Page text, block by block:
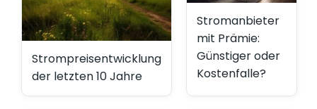
Strompreisentwicklung
der letzten 10 Jahre
Stromanbieter
mit Prämie:
Günstiger oder
Kostenfalle?